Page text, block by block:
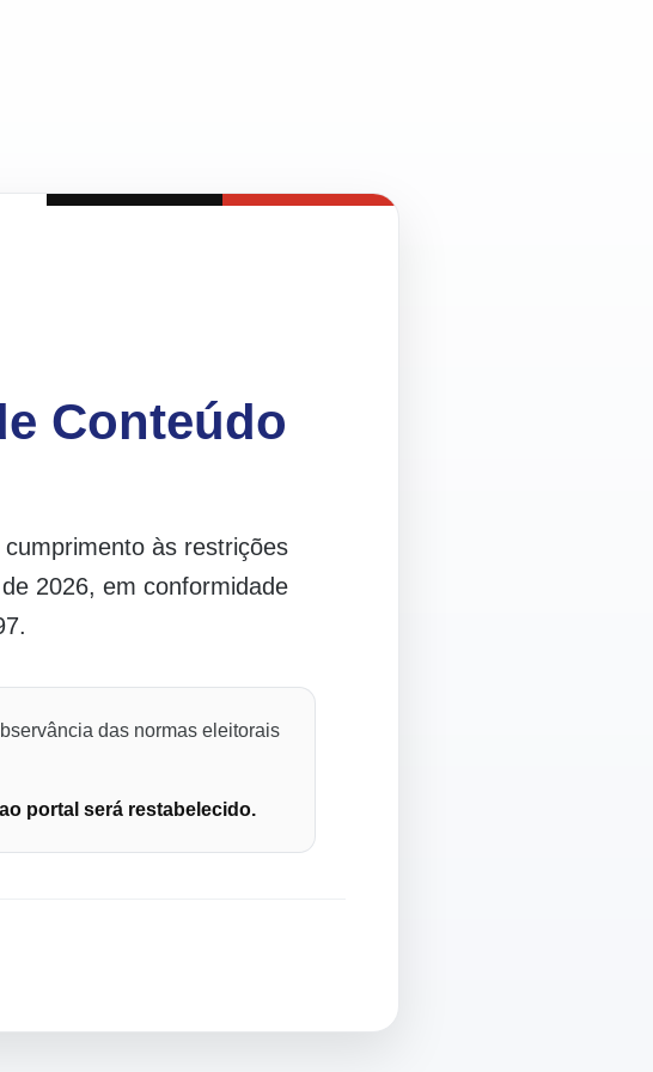
Conteúdo
às restrições
2026, em conformidade
das normas eleitorais
portal será restabelecido.